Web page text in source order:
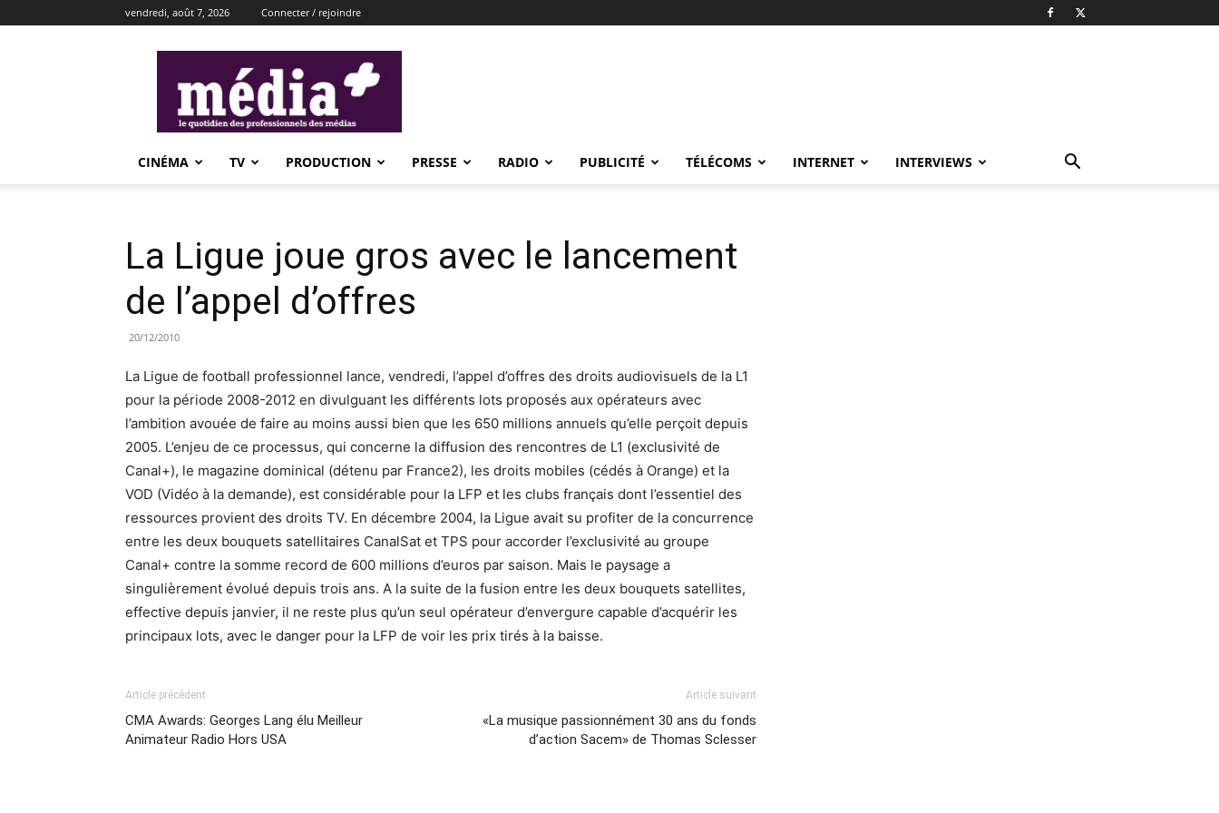
vendredi, août 7, 2026 Connecter / rejoindre
CINÉMA TV PRODUCTION PRESSE RADIO PUBLICITÉ TÉLÉCOMS INTERNET INTERVIEWS
La Ligue joue gros avec le lancement
de l’appel d’offres
20/12/2010
La Ligue de football professionnel lance, vendredi, l’appel d’offres des droits audiovisuels de la L1
pour la période 2008-2012 en divulguant les différents lots proposés aux opérateurs avec
l’ambition avouée de faire au moins aussi bien que les 650 millions annuels qu’elle perçoit depuis
2005. L’enjeu de ce processus, qui concerne la diffusion des rencontres de L1 (exclusivité de
Canal+), le magazine dominical (détenu par France2), les droits mobiles (cédés à Orange) et la
VOD (Vidéo à la demande), est considérable pour la LFP et les clubs français dont l’essentiel des
ressources provient des droits TV. En décembre 2004, la Ligue avait su profiter de la concurrence
entre les deux bouquets satellitaires CanalSat et TPS pour accorder l’exclusivité au groupe
Canal+ contre la somme record de 600 millions d’euros par saison. Mais le paysage a
singulièrement évolué depuis trois ans. A la suite de la fusion entre les deux bouquets satellites,
effective depuis janvier, il ne reste plus qu’un seul opérateur d’envergure capable d’acquérir les
principaux lots, avec le danger pour la LFP de voir les prix tirés à la baisse.
Article précédent
CMA Awards: Georges Lang élu Meilleur
Animateur Radio Hors USA
Article suivant
«La musique passionnément 30 ans du fonds
d’action Sacem» de Thomas Sclesser